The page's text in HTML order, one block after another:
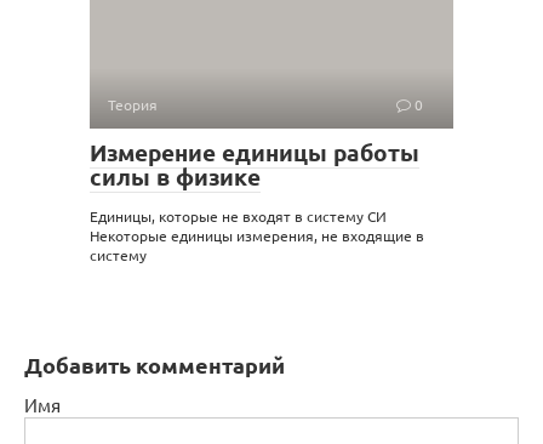
Теория 0
Измерение единицы работы
силы в физике
Единицы, которые не входят в систему СИ
Некоторые единицы измерения, не входящие в
систему
Добавить комментарий
Имя